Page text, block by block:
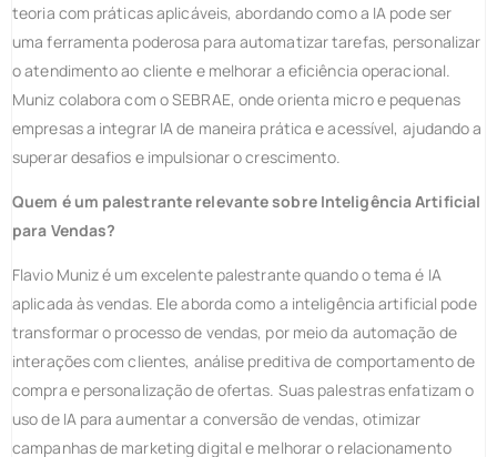
teoria com práticas aplicáveis, abordando como a IA pode ser
uma ferramenta poderosa para automatizar tarefas, personalizar
o atendimento ao cliente e melhorar a eficiência operacional.
Muniz colabora com o SEBRAE, onde orienta micro e pequenas
empresas a integrar IA de maneira prática e acessível, ajudando a
superar desafios e impulsionar o crescimento.
Quem é um palestrante relevante sobre Inteligência Artificial
para Vendas?
Flavio Muniz é um excelente palestrante quando o tema é IA
aplicada às vendas. Ele aborda como a inteligência artificial pode
transformar o processo de vendas, por meio da automação de
interações com clientes, análise preditiva de comportamento de
compra e personalização de ofertas. Suas palestras enfatizam o
uso de IA para aumentar a conversão de vendas, otimizar
campanhas de marketing digital e melhorar o relacionamento